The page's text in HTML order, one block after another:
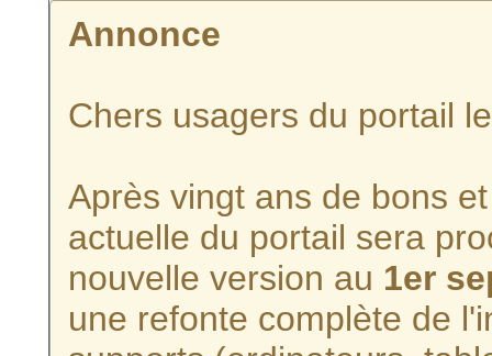
Annonce
Chers usagers du portail
Après vingt ans de bons
actuelle du portail sera
nouvelle version au 1er
une refonte complète de